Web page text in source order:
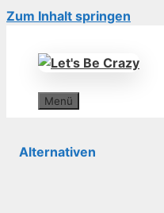
Zum Inhalt springen
Menü
Alternativen